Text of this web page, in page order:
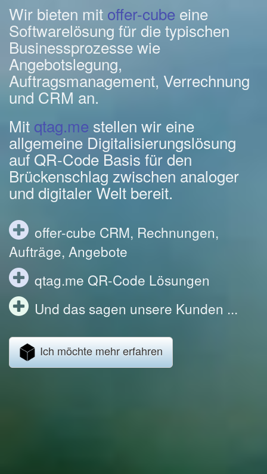
Wir bieten mit offer-cube eine
Softwarelösung für die typischen
Businessprozesse wie
Angebotslegung,
Auftragsmanagement, Verrechnung
und CRM an.
Mit qtag.me stellen wir eine
allgemeine Digitalisierungslösung
auf QR-Code Basis für den
Brückenschlag zwischen analoger
und digitaler Welt bereit.
offer-cube CRM, Rechnungen,
Aufträge, Angebote
qtag.me QR-Code Lösungen
Und das sagen unsere Kunden ...
Ich möchte mehr erfahren